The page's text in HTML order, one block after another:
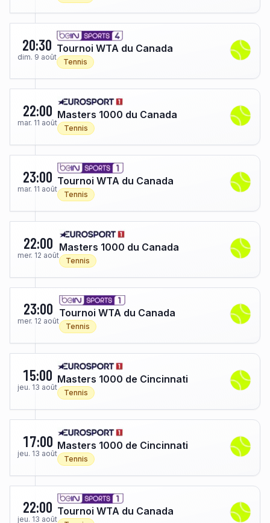
20:30
dim. 9 août
Tournoi WTA du Canada
Tennis
22:00
mar. 11 août
Masters 1000 du Canada
Tennis
23:00
mar. 11 août
Tournoi WTA du Canada
Tennis
22:00
mer. 12 août
Masters 1000 du Canada
Tennis
23:00
mer. 12 août
Tournoi WTA du Canada
Tennis
15:00
jeu. 13 août
Masters 1000 de Cincinnati
Tennis
17:00
jeu. 13 août
Masters 1000 de Cincinnati
Tennis
22:00
jeu. 13 août
Tournoi WTA du Canada